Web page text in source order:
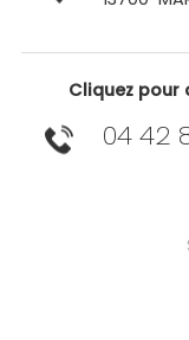
Cliquez
04 42